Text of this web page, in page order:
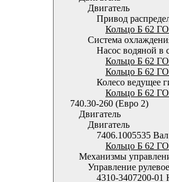
Двигатель
Привод
Кольцо Б 62
Система
Насос водяной в
Кольцо Б 62
Кольцо Б 62
Колесо ведущее
Кольцо Б 62
740.30-260 (Евро 2)
Двигатель
Двигатель
7406.1005535
Кольцо Б 62
Механизмы
Управление рулевое
4310-3407200-01